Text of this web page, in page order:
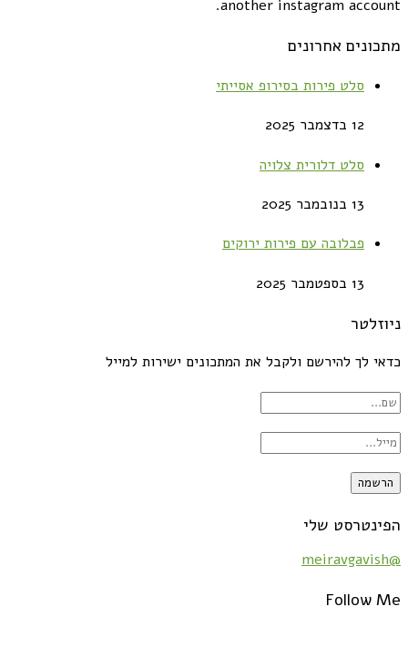
another instagram account.
מתכונים אחרונים
סלט פירות בסירופ אסייתי
12 בדצמבר 2025
סלט דלורית צלויה
13 בנובמבר 2025
פבלובה עם פירות ירוקים
13 בספטמבר 2025
ניוזלטר
כדאי לך להירשם ולקבל את המתכונים ישירות למייל
הפינטרסט שלי
@meiravgavish
Follow Me